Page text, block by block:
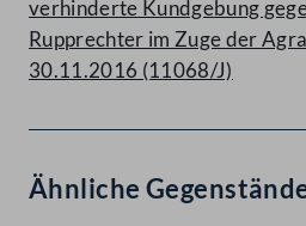
verhinderte Kundgebung
Rupprechter im Zuge der
30.11.2016 (11068/J)
Ähnliche